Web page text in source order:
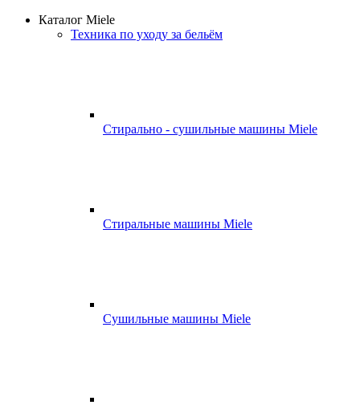
Каталог Miele
Техника по уходу за бельём
Стирально - сушильные машины Miele
Стиральные машины Miele
Сушильные машины Miele